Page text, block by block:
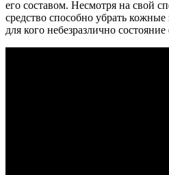
его составом. Несмотря на свой
средство способно убрать
для кого небезразлично состояние